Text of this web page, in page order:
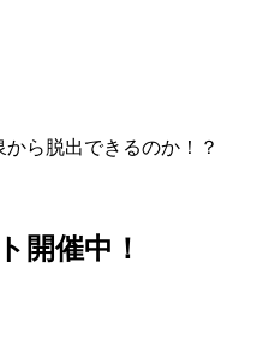
ら脱出できるのか！？
開催中！